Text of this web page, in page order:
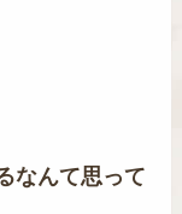
なんて思って